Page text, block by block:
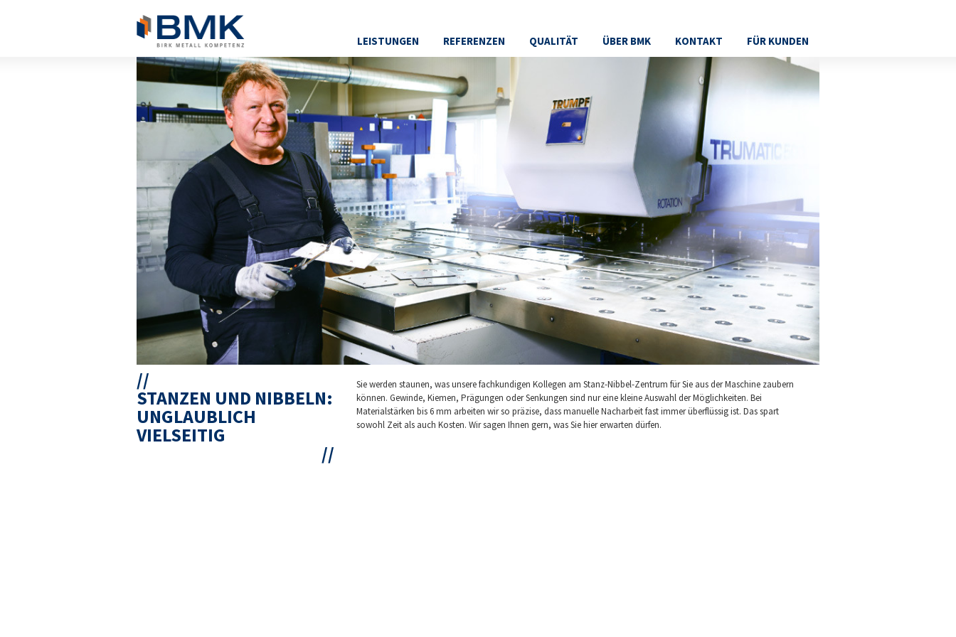
LEISTUNGEN REFERENZEN QUALITÄT ÜBER BMK KONTAKT FÜR KUNDEN
STANZEN UND NIBBELN:
UNGLAUBLICH
VIELSEITIG
Sie werden staunen, was unsere fachkundigen Kollegen am Stanz-Nibbel-Zentrum für Sie aus der Maschine zaubern
können. Gewinde, Kiemen, Prägungen oder Senkungen sind nur eine kleine Auswahl der Möglichkeiten. Bei
Materialstärken bis 6 mm arbeiten wir so präzise, dass manuelle Nacharbeit fast immer überflüssig ist. Das spart
sowohl Zeit als auch Kosten. Wir sagen Ihnen gern, was Sie hier erwarten dürfen.